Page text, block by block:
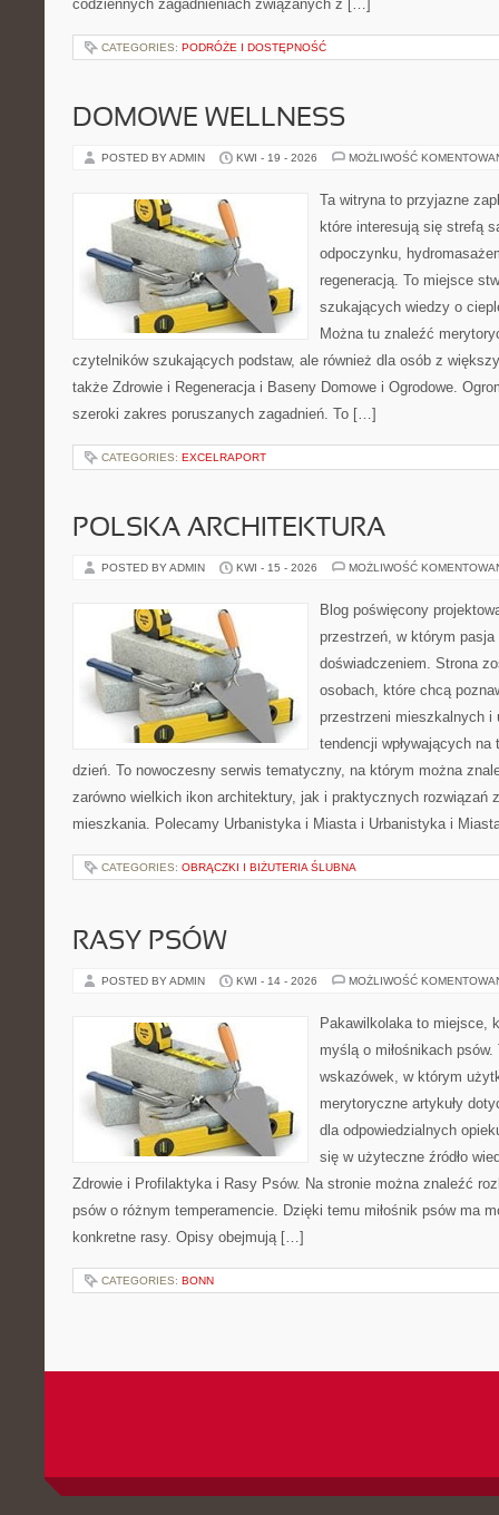
codziennych zagadnieniach związanych z […]
CATEGORIES: PODRÓŻE I DOSTĘPNOŚĆ
DOMOWE WELLNESS
POSTED BY ADMIN KWI - 19 - 2026 MOŻLIWOŚĆ
Ta witryna to przyjazne
które interesują się strefą
odpoczynku,
regeneracją. To miejsce
szukających wiedzy o
Można tu znaleźć
czytelników szukających podstaw, ale również dla osób z
także Zdrowie i Regeneracja i Baseny Domowe i Ogrodowe.
szeroki zakres poruszanych zagadnień. To […]
CATEGORIES: EXCELRAPORT
POLSKA ARCHITEKTURA
POSTED BY ADMIN KWI - 15 - 2026 MOŻLIWOŚĆ
Blog poświęcony
przestrzeń, w którym
doświadczeniem. Strona
osobach, które chcą
przestrzeni mieszkalnych i
tendencji wpływających
dzień. To nowoczesny serwis tematyczny, na którym można
zarówno wielkich ikon architektury, jak i praktycznych rozwiązań
mieszkania. Polecamy Urbanistyka i Miasta i Urbanistyka i
CATEGORIES: OBRĄCZKI I BIŻUTERIA ŚLUBNA
RASY PSÓW
POSTED BY ADMIN KWI - 14 - 2026 MOŻLIWOŚĆ
Pakawilkolaka to miejsce,
myślą o miłośnikach
wskazówek, w którym
merytoryczne artykuły
dla odpowiedzialnych
się w użyteczne źródło
Zdrowie i Profilaktyka i Rasy Psów. Na stronie można znaleźć
psów o różnym temperamencie. Dzięki temu miłośnik psów ma
konkretne rasy. Opisy obejmują […]
CATEGORIES: BONN